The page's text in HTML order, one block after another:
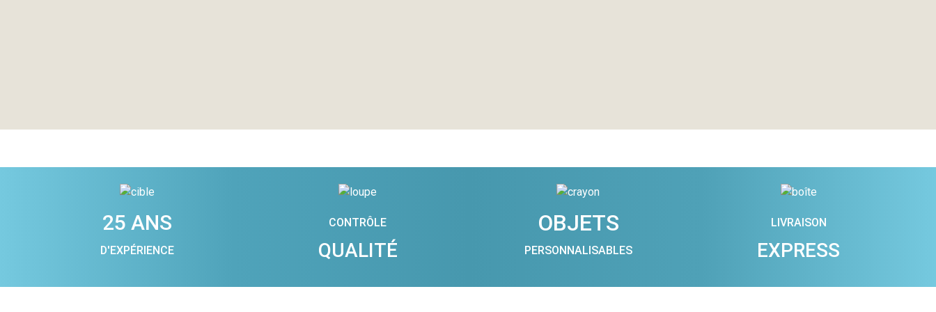
25 ANS
D'EXPÉRIENCE
CONTRÔLE
QUALITÉ
OBJETS
PERSONNALISABLES
LIVRAISON
EXPRESS